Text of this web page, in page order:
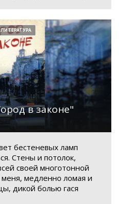
в законе"
бестеневых ламп
Стены и потолок,
своей многотонной
медленно ломая и
дикой болью гася